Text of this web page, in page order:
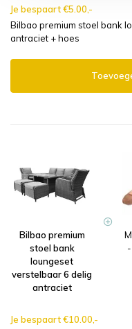
Je bespaart €5.00,-
Bilbao premium stoel bank
antraciet + hoes
Bilbao premium
stoel bank
loungeset
verstelbaar 6 delig
antraciet
Je bespaart €10.00,-